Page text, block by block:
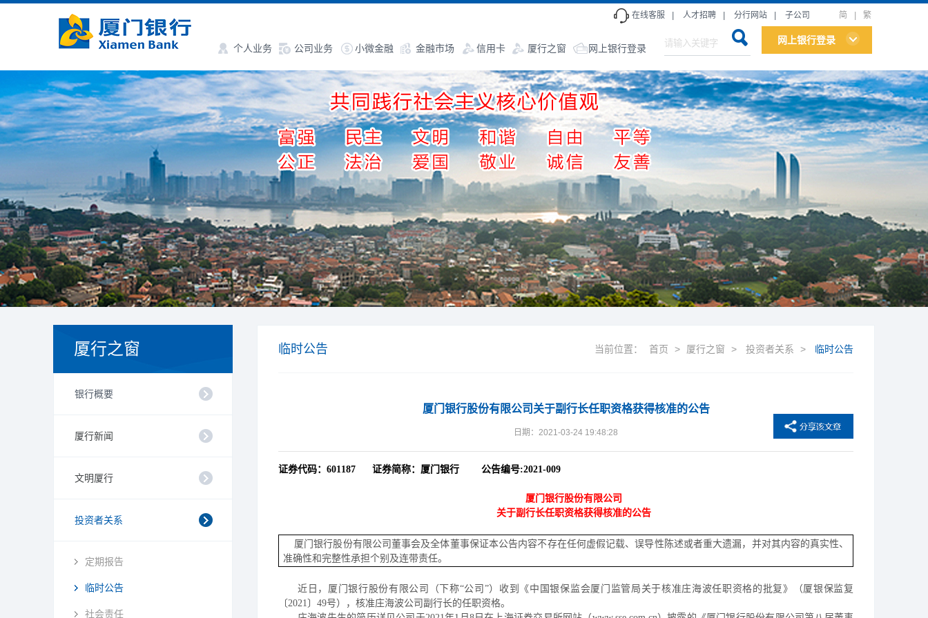
个人业务 公司业务 小微金融 金融市场 信用卡 厦行之窗 网上银行登录
网上银行登录
在线客服 人才招聘 分行网站 子公司 简 繁
厦行之窗
银行概要
厦行新闻
文明厦行
投资者关系
定期报告
临时公告
社会责任
临时公告 当前位置： 首页 > 厦行之窗 > 投资者关系 > 临时公告
厦门银行股份有限公司关于副行长任职资格获得核准的公告
日期：2021-03-24 19:48:28
证券代码： 601187 证券简称：厦门银行 公告编号:2021-009
厦门银行股份有限公司
关于副行长任职资格获得核准的公告
厦门银行股份有限公司董事会及全体董事保证本公告内容不存在任何虚假记载、误导性陈述或者重大遗漏，并对其内容的真实性、
准确性和完整性承担个别及连带责任。
近日，厦门银行股份有限公司（下称“公司”）收到《中国银保监会厦门监管局关于核准庄海波任职资格的批复》（厦银保监复
〔2021 〕 49号），核准庄海波公司副行长的任职资格。